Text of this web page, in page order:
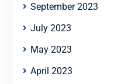
September 2023
July 2023
May 2023
April 2023